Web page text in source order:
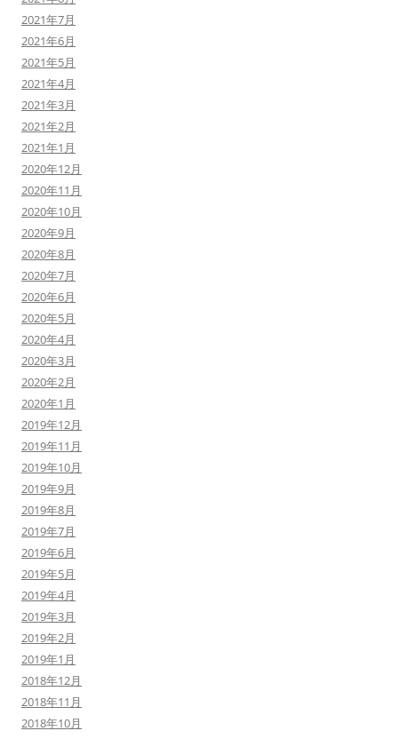
2021年7月
2021年6月
2021年5月
2021年4月
2021年3月
2021年2月
2021年1月
2020年12月
2020年11月
2020年10月
2020年9月
2020年8月
2020年7月
2020年6月
2020年5月
2020年4月
2020年3月
2020年2月
2020年1月
2019年12月
2019年11月
2019年10月
2019年9月
2019年8月
2019年7月
2019年6月
2019年5月
2019年4月
2019年3月
2019年2月
2019年1月
2018年12月
2018年11月
2018年10月